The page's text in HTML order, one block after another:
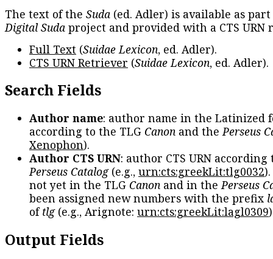
The text of the Suda (ed. Adler) is available as
Digital Suda project and provided with a CTS URN
Full Text (Suidae Lexicon, ed. Adler).
CTS URN Retriever (Suidae Lexicon, ed. Adler).
Search Fields
Author name: author name in the Latinized
according to the TLG Canon and thePerseus
Xenophon).
Author CTS URN: author CTS URN according
Perseus Catalog(e.g., urn:cts:greekLit:tlg0032
not yet in the TLG Canon and in thePerseus
been assigned new numbers with the prefix
oftlg(e.g., Arignote: urn:cts:greekLit:lagl0309
Output Fields